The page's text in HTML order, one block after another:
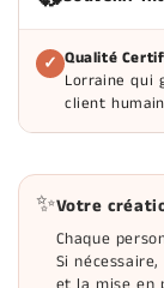
✓ Qualité
Lorraine qui
client
✨Votre
Chaque
Si